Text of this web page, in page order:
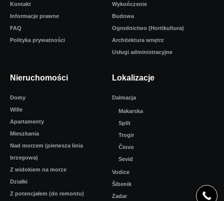
Kontakt
Informacje prawne
FAQ
Polityka prywatności
Wykończenie
Budowa
Ogrodnictwo (Hortikultura)
Architektura wnętrz
Usługi administracyjne
Nieruchomości
Domy
Wille
Apartamenty
Mieszkania
Nad morzem (pierwsza linia
brzegowa)
Z widokiem na morze
Działki
Z potencjałem (do remontu)
Lokalizacje
Dalmacja
Makarska
Split
Trogir
Čiovo
Sevid
Vodice
Šibenik
Zadar